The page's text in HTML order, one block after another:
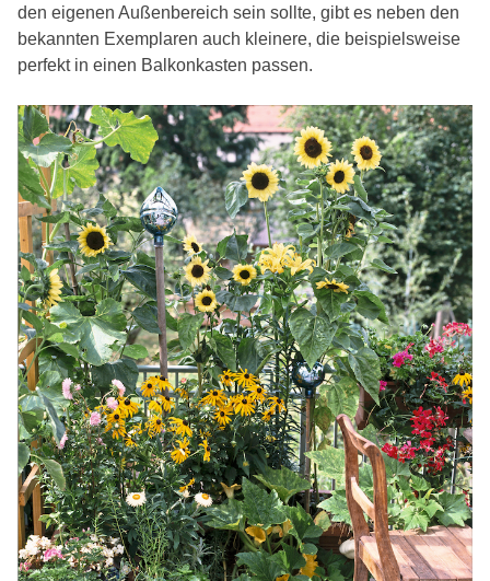
den eigenen Außenbereich sein sollte, gibt es neben den
bekannten Exemplaren auch kleinere, die beispielsweise
perfekt in einen Balkonkasten passen.